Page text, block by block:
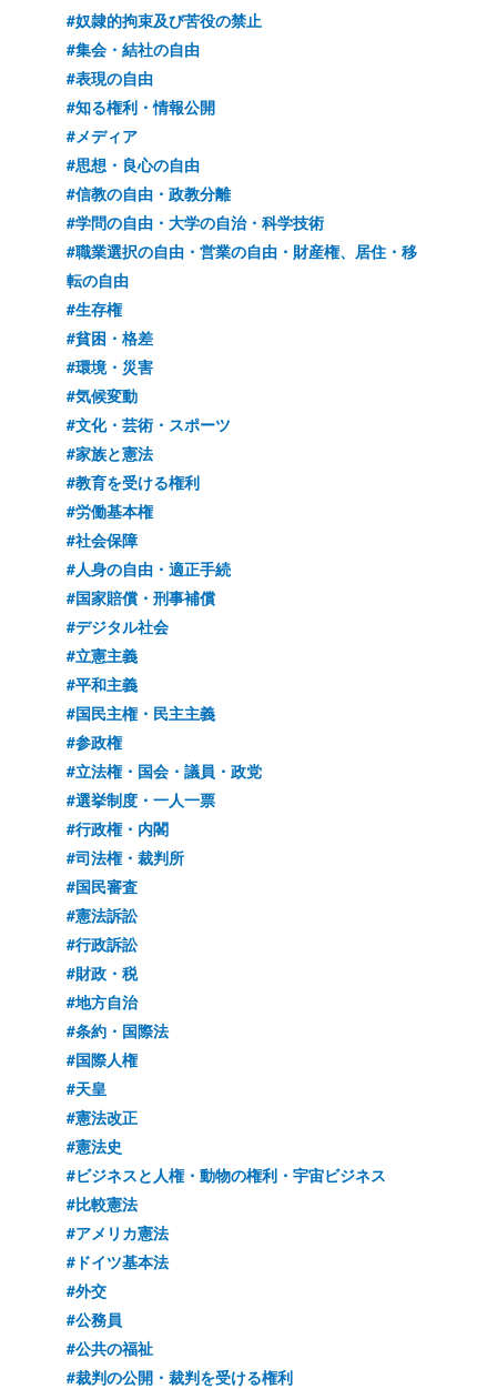
#奴隷的拘束及び苦役の禁止
#集会・結社の自由
#表現の自由
#知る権利・情報公開
#メディア
#思想・良心の自由
#信教の自由・政教分離
#学問の自由・大学の自治・科学技術
#職業選択の自由・営業の自由・財産権、居住・移
転の自由
#生存権
#貧困・格差
#環境・災害
#気候変動
#文化・芸術・スポーツ
#家族と憲法
#教育を受ける権利
#労働基本権
#社会保障
#人身の自由・適正手続
#国家賠償・刑事補償
#デジタル社会
#立憲主義
#平和主義
#国民主権・民主主義
#参政権
#立法権・国会・議員・政党
#選挙制度・一人一票
#行政権・内閣
#司法権・裁判所
#国民審査
#憲法訴訟
#行政訴訟
#財政・税
#地方自治
#条約・国際法
#国際人権
#天皇
#憲法改正
#憲法史
#ビジネスと人権・動物の権利・宇宙ビジネス
#比較憲法
#アメリカ憲法
#ドイツ基本法
#外交
#公務員
#公共の福祉
#裁判の公開・裁判を受ける権利